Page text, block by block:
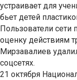
устраивает для
бьет детей
Пользователи сети
оценку действиям
Мирзавалиев
соцсетях.
21 октября